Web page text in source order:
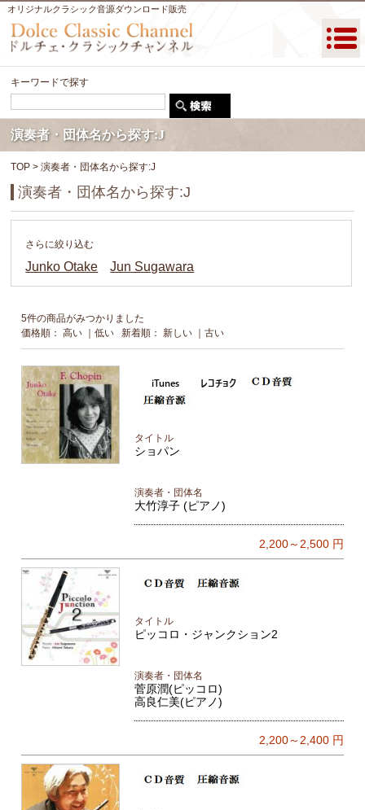
オリジナルクラシック音源ダウンロード販売
キーワードで探す
演奏者・団体名から探す:J
TOP > 演奏者・団体名から探す:J
演奏者・団体名から探す:J
さらに絞り込む
Junko Otake Jun Sugawara
5件の商品がみつかりました
価格順：高い ｜低い 新着順：新しい ｜古い
タイトル
ショパン
演奏者・団体名
大竹淳子 (ピアノ)
2,200～2,500円
タイトル
ピッコロ・ジャンクション2
演奏者・団体名
菅原潤(ピッコロ)
高良仁美(ピアノ)
2,200～2,400円